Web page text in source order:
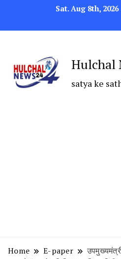
Sat. Aug 8th, 2026
Hulchal
satya ke
Home E-paper